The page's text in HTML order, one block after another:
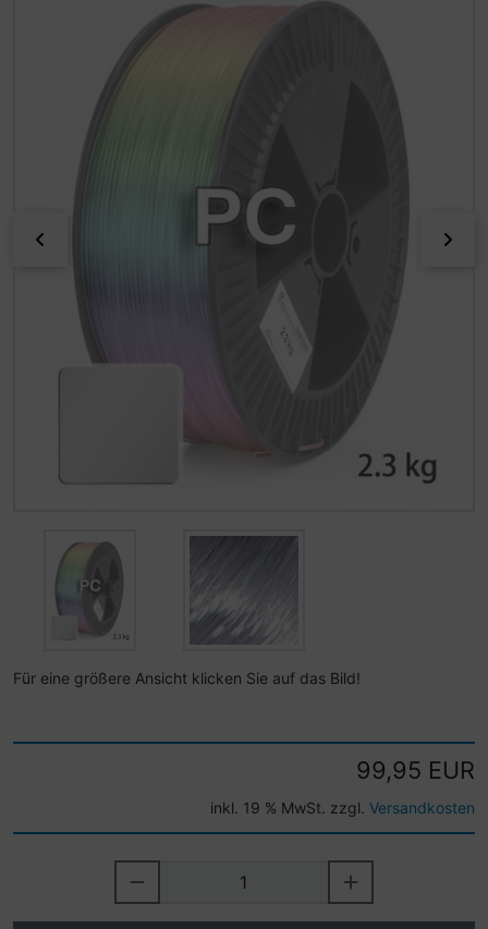
Für eine größere Ansicht klicken Sie auf das Bild!
99,95 EUR
inkl. 19 % MwSt. zzgl. Versandkosten